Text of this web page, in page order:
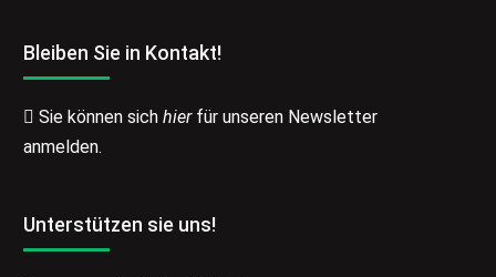
Bleiben Sie in Kontakt!
Sie können sichhier für unseren Newsletter
anmelden.
Unterstützen sie uns!